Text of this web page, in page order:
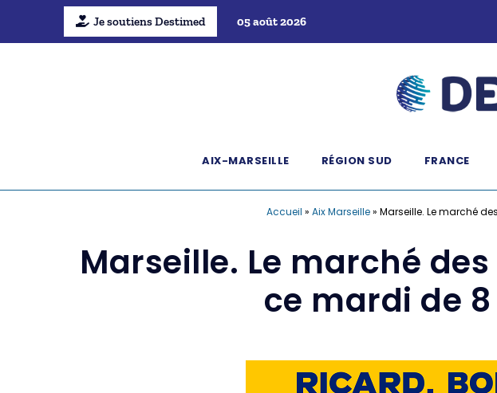
Je soutiens Destimed 05 août 2026
AIX-MARSEILLE RÉGION SUD FRANCE
Accueil » Aix Marseille» Marseille. Le marché
Marseille. Le marché
ce mardi de